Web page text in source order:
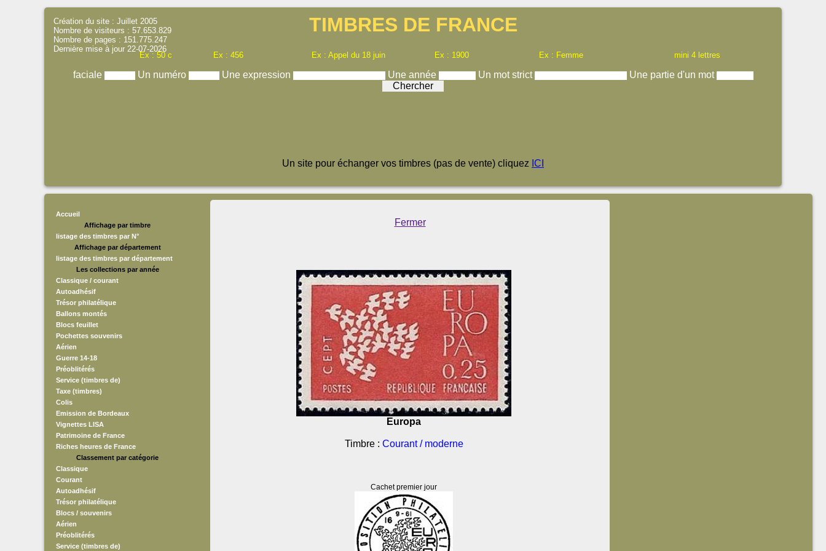
TIMBRES DE FRANCE
Ex : 50 c Ex : 456 Ex : Appel du 18 juin Ex : 1900 Ex : Femme mini 4 lettres
faciale Un numéro Une expression Une année Un mot strict Une partie d'un mot
Création du site : Juillet 2005
Nombre de visiteurs : 57.653.829
Nombre de pages : 151.775.247
Dernière mise à jour 22-07-2026
Un site pour échanger vos timbres (pas de vente) cliquez ICI
Accueil
Affichage par timbre
listage des timbres par N°
Affichage par département
listage des timbres par département
Les collections par année
Classique / courant
Autoadhésif
Trésor philatélique
Ballons montés
Blocs feuillet
Pochettes souvenirs
Aérien
Guerre 14-18
Préoblitérés
Service (timbres de)
Taxe (timbres)
Colis
Emission de Bordeaux
Vignettes LISA
Patrimoine de France
Riches heures de France
Classement par catégorie
Classique
Courant
Autoadhésif
Trésor philatélique
Blocs / souvenirs
Aérien
Préoblitérés
Service (timbres de)
Fermer
Europa
Timbre : Courant / moderne
Cachet premier jour